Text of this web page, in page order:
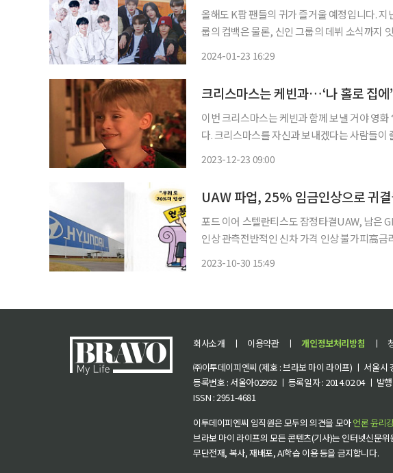
올해도 K팝 팬들의 귀가 즐거울 예정입니다.
룹의 컴백은 물론, 신인 그룹의 데뷔 소식까지 잇따라 전해
2024-01-23 16:29
이번 크리스마스는 케빈과 함께 보낼 거야 영화 ‘나 홀로 집에’ 속 케빈은 연말만 되면 바빠진
다. 크리스마스를 자신과 보내겠다는 사람들이
2023-12-23 09:00
포드 이어 스텔란티스도 잠정타결UAW, 남은
인상 관측전반적인 신차 가격 인상 불가피高금리 탓, 차
2023-10-30 15:49
회사소개 ㅣ 이용약관 ㅣ 개인정보처리방침 ㅣ
㈜이투데이피엔씨 (제호 : 브라보 마이 라이프) ㅣ 서울
등록번호 : 서울아02992 ㅣ 등록일자 : 2014.02.04 ㅣ 발
ISSN : 2951-4681
이투데이피엔씨 임직원은 모두의 의견을 모아언론 윤리
브라보 마이 라이프의 모든 콘텐츠(기사)는 인터넷신문
무단전재, 복사, 재배포, AI학습 이용 등을 금지합니다.